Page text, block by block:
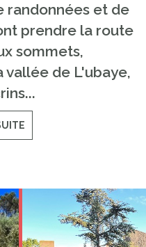
randonnées et de
prendre la route
sommets,
vallée de L'ubaye,